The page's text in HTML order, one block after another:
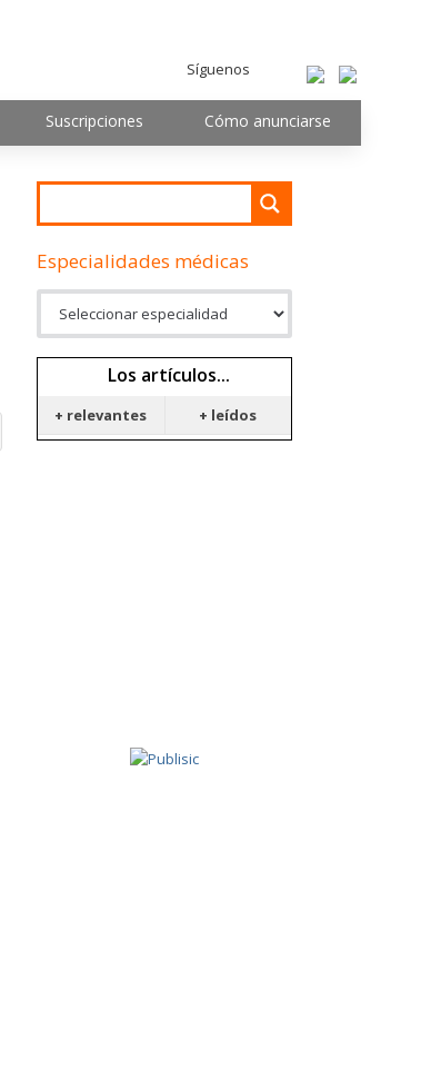
Síguenos
Suscripciones Cómo anunciarse
Especialidades médicas
Los artículos...
+ relevantes + leídos